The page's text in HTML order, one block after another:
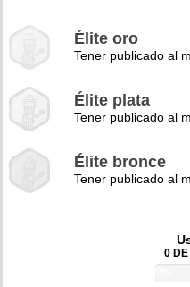
Élite oro
Tener publicado al
Élite plata
Tener publicado al
Élite bronce
Tener publicado al
0 DE